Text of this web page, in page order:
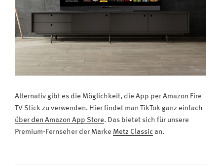
Alternativ gibt es die Möglichkeit, die App per Amazon Fire
TV Stick zu verwenden. Hier findet man TikTok ganz einfach
über den Amazon App Store. Das bietet sich für unsere
Premium-Fernseher der Marke Metz Classic an.